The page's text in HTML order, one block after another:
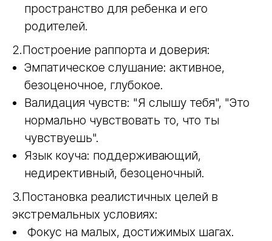
пространство для ребенка и его
родителей.
2.Построение раппорта и доверия:
Эмпатическое слушание: активное,
безоценочное, глубокое.
Валидация чувств: "Я слышу тебя", "Это
нормально чувствовать то, что ты
чувствуешь".
Язык коуча: поддерживающий,
недирективный, безоценочный.
3.Постановка реалистичных целей в
экстремальных условиях:
Фокус на малых, достижимых шагах.